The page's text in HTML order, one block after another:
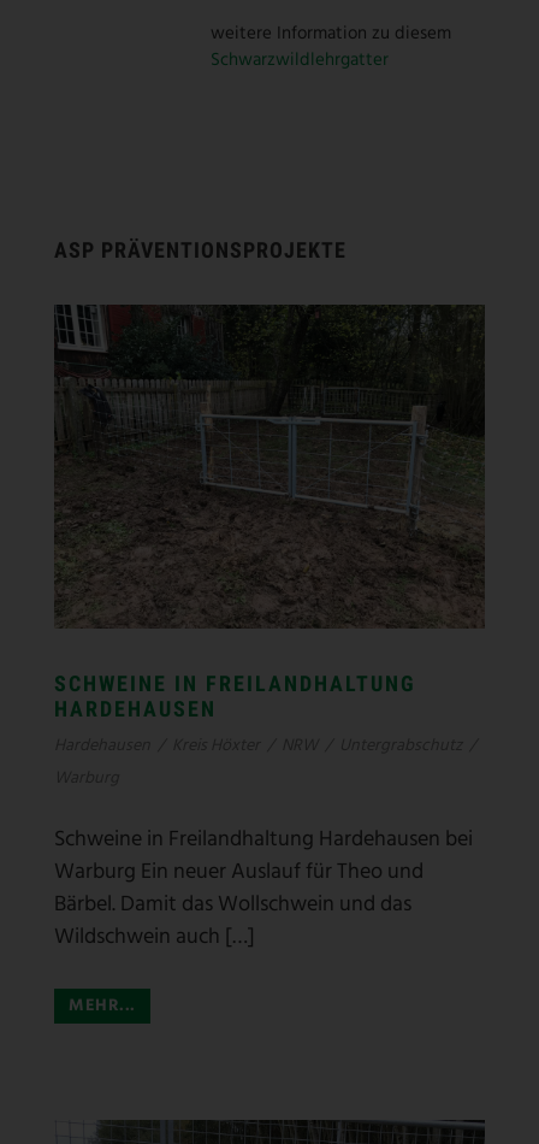
weitere Information zu diesem
Schwarzwildlehrgatter
ASP PRÄVENTIONSPROJEKTE
SCHWEINE IN FREILANDHALTUNG
HARDEHAUSEN
SCHWEINE IN FREILANDHALTUNG
HARDEHAUSEN
Schweine in Freilandhaltung Hardehausen bei
Warburg Ein neuer Auslauf für Theo und
Bärbel. Damit das Wollschwein und das
Wildschwein auch […]
MEHR...